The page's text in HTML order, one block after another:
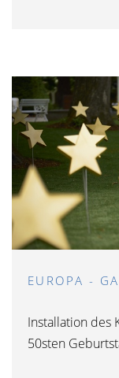
EUROPA -
Installation des
50sten